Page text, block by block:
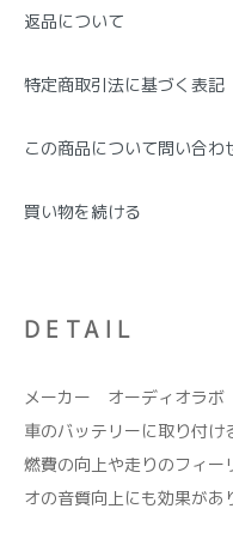
返品について
特定商取引法に基づく表記
この商品について問い合わ
買い物を続ける
DETAIL
メーカー オーディオラボ
車のバッテリーに取り付け
燃費の向上や走りのフィー
オの音質向上にも効果があ